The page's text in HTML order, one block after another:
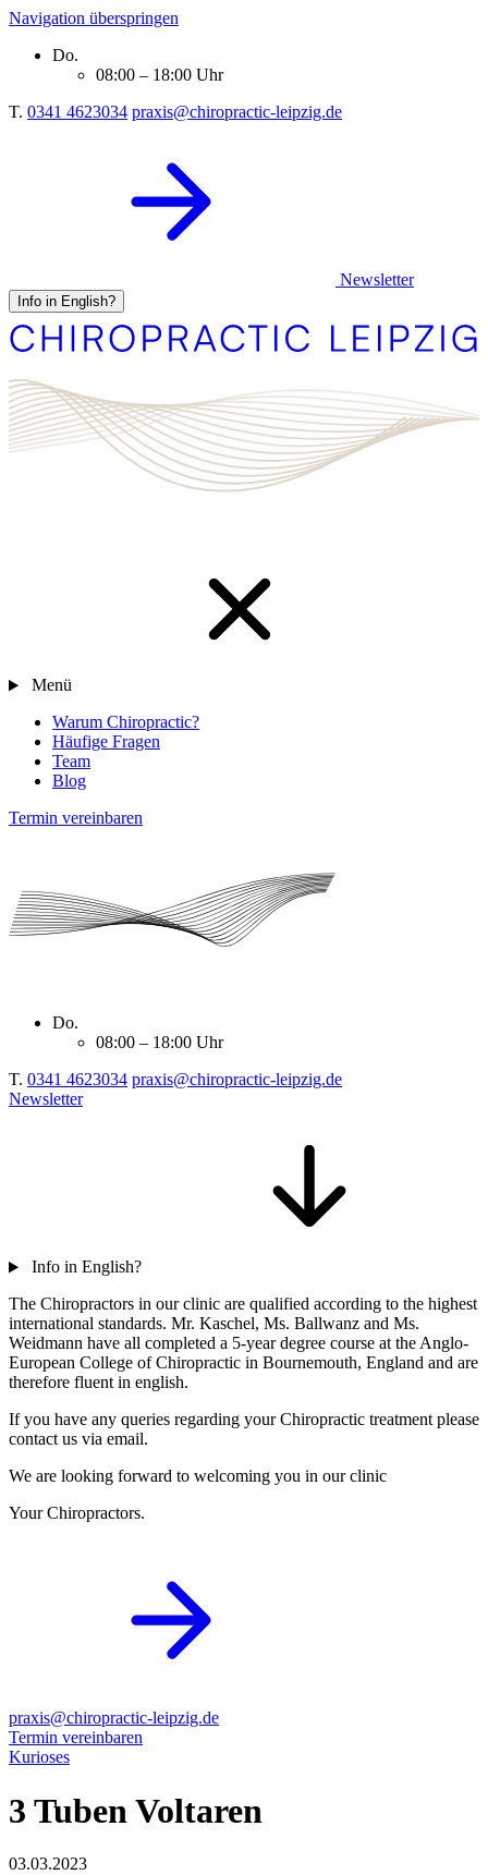
Navigation überspringen
Do.
08:00 – 18:00 Uhr
T. 0341 4623034 praxis@chiropractic-leipzig.de
Newsletter
Info in English?
Menü
Warum Chiropractic?
Häufige Fragen
Team
Blog
Termin vereinbaren
Do.
08:00 – 18:00 Uhr
T. 0341 4623034 praxis@chiropractic-leipzig.de
Newsletter
Info in English?
The Chiropractors in our clinic are qualified according to the highest
international standards. Mr. Kaschel, Ms. Ballwanz and Ms.
Weidmann have all completed a 5-year degree course at the Anglo-
European College of Chiropractic in Bournemouth, England and are
therefore fluent in english.
If you have any queries regarding your Chiropractic treatment please
contact us via email.
We are looking forward to welcoming you in our clinic
Your Chiropractors.
praxis@chiropractic-leipzig.de
Termin vereinbaren
Kurioses
3 Tuben Voltaren
03.03.2023